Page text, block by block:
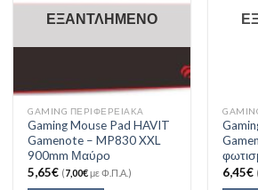
Wishlist
ΕΞΑΝΤΛΗΜΈΝΟ
GAMING ΠΕΡΙΦΕΡΕΙΑΚΑ
Gaming Mouse Pad HAVIT
Gamenote – MP830 XXL
900mm Μαύρο
5,65€ (7,00€με Φ.Π.Α.)
6,45€